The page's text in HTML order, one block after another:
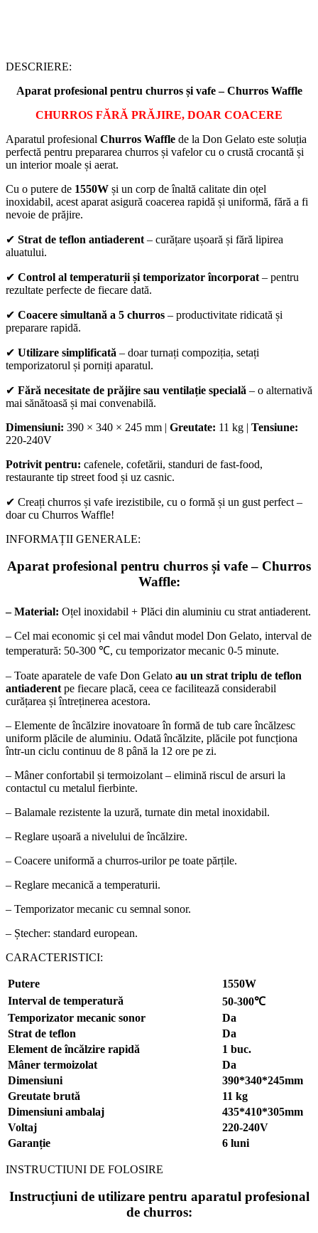
DESCRIERE:
Aparat profesional pentru churros și vafe – Churros Waffle
CHURROS FĂRĂ PRĂJIRE, DOAR COACERE
Aparatul profesional Churros Waffle de la Don Gelato este soluția
perfectă pentru prepararea churros și vafelor cu o crustă crocantă și
un interior moale și aerat.
Cu o putere de 1550W și un corp de înaltă calitate din oțel
inoxidabil, acest aparat asigură coacerea rapidă și uniformă, fără a fi
nevoie de prăjire.
✔ Strat de teflon antiaderent – curățare ușoară și fără lipirea
aluatului.
✔ Control al temperaturii și temporizator încorporat – pentru
rezultate perfecte de fiecare dată.
✔ Coacere simultană a 5 churros – productivitate ridicată și
preparare rapidă.
✔ Utilizare simplificată – doar turnați compoziția, setați
temporizatorul și porniți aparatul.
✔ Fără necesitate de prăjire sau ventilație specială – o alternativă
mai sănătoasă și mai convenabilă.
Dimensiuni: 390 × 340 × 245 mm | Greutate: 11 kg | Tensiune:
220-240V
Potrivit pentru: cafenele, cofetării, standuri de fast-food,
restaurante tip street food și uz casnic.
✔ Creați churros și vafe irezistibile, cu o formă și un gust perfect –
doar cu Churros Waffle!
INFORMAȚII GENERALE:
Aparat profesional pentru churros și vafe – Churros
Waffle:
– Material: Oțel inoxidabil + Plăci din aluminiu cu strat antiaderent.
– Cel mai economic și cel mai vândut model Don Gelato, interval de
temperatură: 50-300 ℃, cu temporizator mecanic 0-5 minute.
– Toate aparatele de vafe Don Gelato au un strat triplu de teflon
antiaderent pe fiecare placă, ceea ce facilitează considerabil
curățarea și întreținerea acestora.
– Elemente de încălzire inovatoare în formă de tub care încălzesc
uniform plăcile de aluminiu. Odată încălzite, plăcile pot funcționa
într-un ciclu continuu de 8 până la 12 ore pe zi.
– Mâner confortabil și termoizolant – elimină riscul de arsuri la
contactul cu metalul fierbinte.
– Balamale rezistente la uzură, turnate din metal inoxidabil.
– Reglare ușoară a nivelului de încălzire.
– Coacere uniformă a churros-urilor pe toate părțile.
– Reglare mecanică a temperaturii.
– Temporizator mecanic cu semnal sonor.
– Ștecher: standard european.
CARACTERISTICI:
Putere
1550W
Interval de temperatură
50-300℃
Temporizator mecanic sonor
Da
Strat de teflon
Da
Element de încălzire rapidă
1 buc.
Mâner termoizolat
Da
Dimensiuni
390*340*245mm
Greutate brută
11 kg
Dimensiuni ambalaj
435*410*305mm
Voltaj
220-240V
Garanție
6 luni
INSTRUCTIUNI DE FOLOSIRE
Instrucțiuni de utilizare pentru aparatul profesional
de churros: